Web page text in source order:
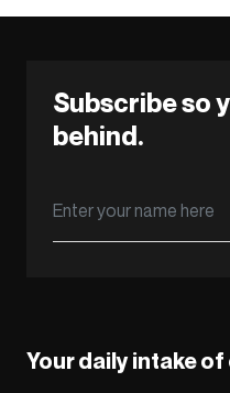
Subscribe so
behind.
Your daily intake